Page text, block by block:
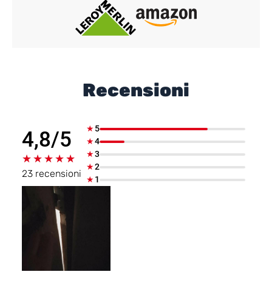
Recensioni
4,8/5
★★★★★
★★★★★
23 recensioni
★5
★4
★3
★2
★1